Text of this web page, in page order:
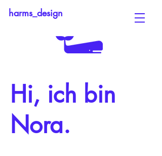
harms_design
Hi, ich bin
Nora.